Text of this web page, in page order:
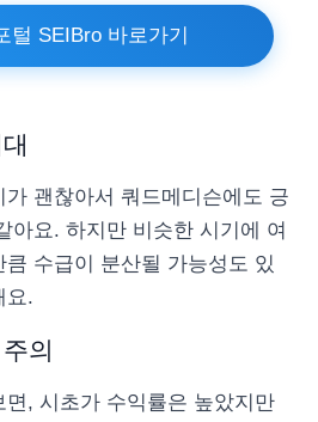
털 SEIBro 바로가기
괜찮아서 쿼드메디슨에도 긍
아요. 하지만 비슷한 시기에 여
수급이 분산될 가능성도 있
요.
의
, 시초가 수익률은 높았지만